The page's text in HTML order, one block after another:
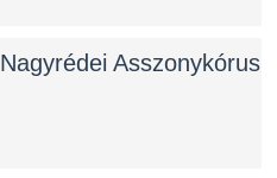
Nagyrédei Asszonykórus